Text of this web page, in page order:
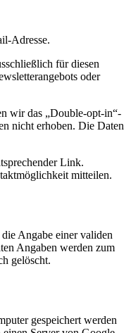
Adresse.
für diesen
oder
wir das „Double-opt-in“-
nicht erhoben. Die Daten
Link.
mitteilen.
Angabe einer validen
Angaben werden zum
gelöscht.
gespeichert werden